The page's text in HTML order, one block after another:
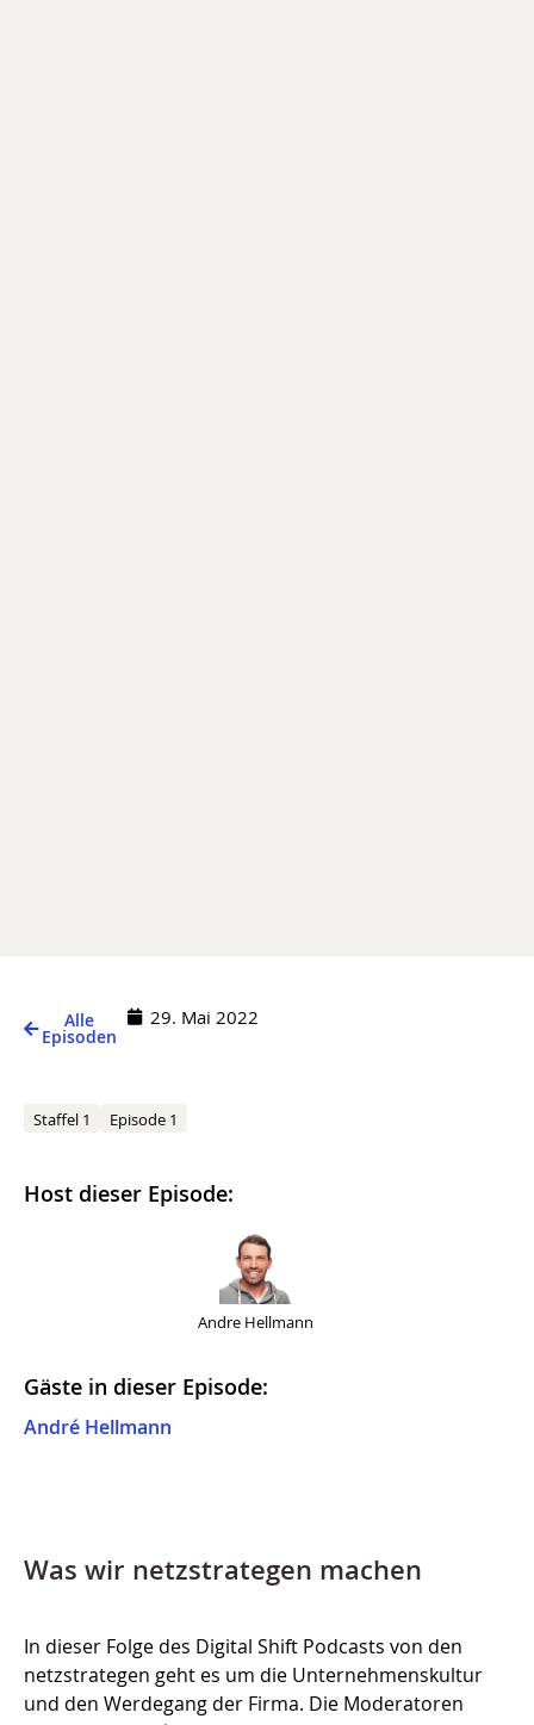
Alle
Episoden
29. Mai 2022
Staffel 1 Episode 1
Host dieser Episode:
Andre Hellmann
Gäste in dieser Episode:
André Hellmann
Was wir netzstrategen machen
In dieser Folge des Digital Shift Podcasts von den
netzstrategen geht es um die Unternehmenskultur
und den Werdegang der Firma. Die Moderatoren